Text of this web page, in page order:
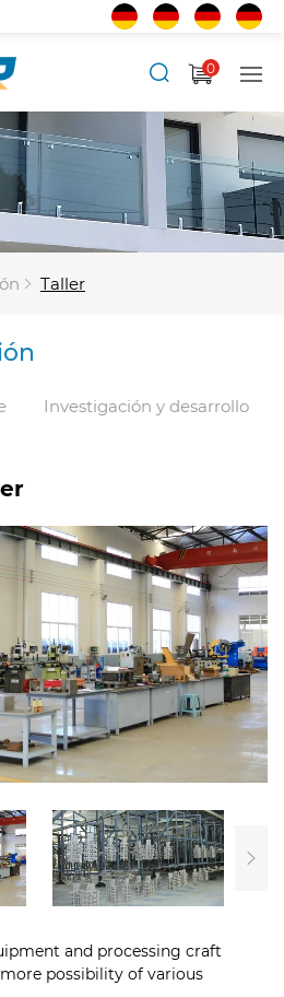
0
Taller
Investigación y desarrollo
and processing craft
possibility of various